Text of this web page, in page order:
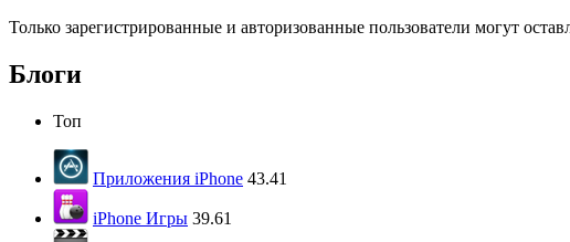
Только зарегистрированные и авторизованные пользователи могут
Блоги
Топ
Приложения iPhone 43.41
iPhone Игры 39.61